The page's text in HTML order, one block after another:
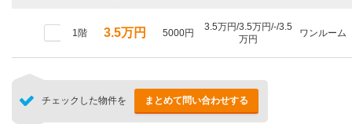
1階 3.5万円 5000円
3.5万円/3.5万円/-/3.5
万円
ワンルーム
チェックした物件を まとめて問い合わせする